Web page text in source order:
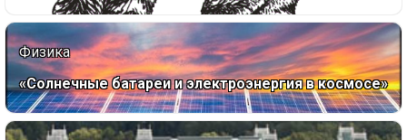
Физика
«Солнечные батареи и электроэнергия в космосе»